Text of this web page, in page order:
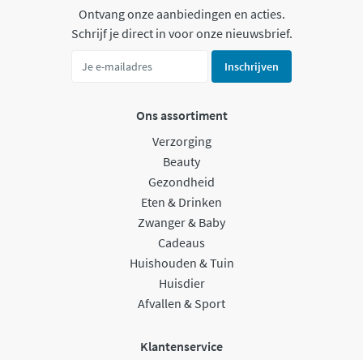
Ontvang onze aanbiedingen en acties.
Schrijf je direct in voor onze nieuwsbrief.
Inschrijven
Ons assortiment
Verzorging
Beauty
Gezondheid
Eten & Drinken
Zwanger & Baby
Cadeaus
Huishouden & Tuin
Huisdier
Afvallen & Sport
Klantenservice